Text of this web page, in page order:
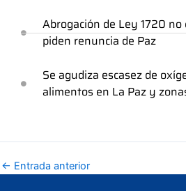
Abrogación de Ley 1720
piden renuncia de Paz
Se agudiza escasez de
alimentos en La Paz y
← Entrada anterior